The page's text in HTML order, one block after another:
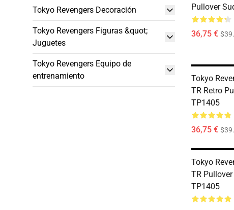
Tokyo Revengers Decoración
Tokyo Revengers Figuras &quot;
Juguetes
Tokyo Revengers Equipo de
entrenamiento
Pullover
36,75 €
Tokyo
TR Retro
TP1405
36,75 €
Tokyo
TR
TP1405